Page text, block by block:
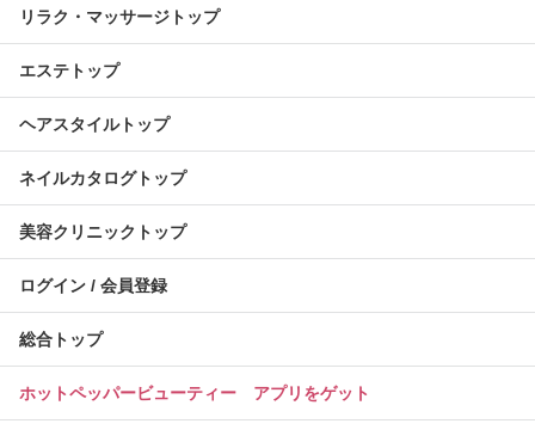
リラク・マッサージトップ
エステトップ
ヘアスタイルトップ
ネイルカタログトップ
美容クリニックトップ
ログイン / 会員登録
総合トップ
ホットペッパービューティー アプリをゲット